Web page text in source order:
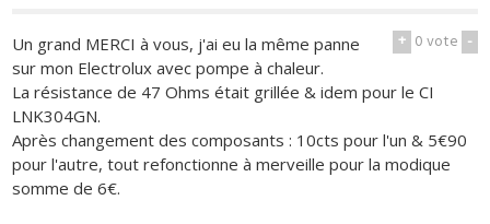
+ 0vote -
Un grand MERCI à vous, j'ai eu la même panne
sur mon Electrolux avec pompe à chaleur.
La résistance de 47 Ohms était grillée & idem pour le CI
LNK304GN.
Après changement des composants : 10cts pour l'un & 5€90
pour l'autre, tout refonctionne à merveille pour la modique
somme de 6€.